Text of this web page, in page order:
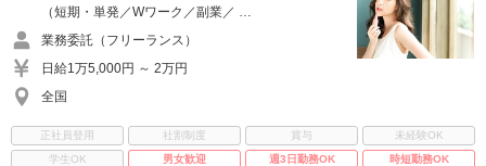
（短期・単発／Wワーク／副業／ …
業務委託（フリーランス）
日給1万5,000円 ～ 2万円
全国
正社員登用 社割制度 賞与
未経験OK
学生OK
男女歓迎 週3日勤務OK
時短勤務OK